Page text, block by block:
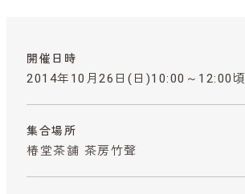
開催日時
2014年10月26日(日)10:00～12:00頃
集合場所
椿堂茶舗 茶房竹聲